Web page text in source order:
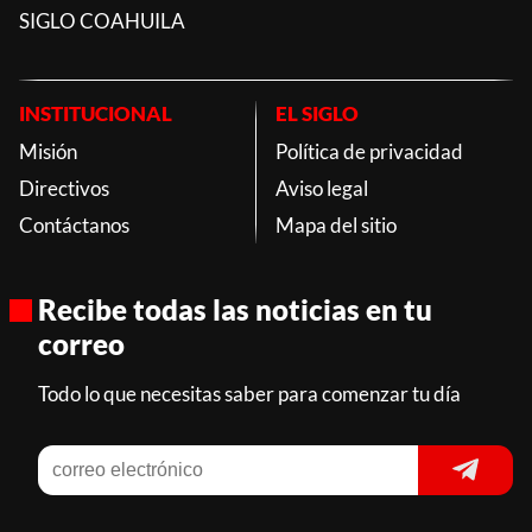
SIGLO COAHUILA
INSTITUCIONAL
Misión
Directivos
Contáctanos
EL SIGLO
Política de privacidad
Aviso legal
Mapa del sitio
Recibe todas las noticias en tu
correo
Todo lo que necesitas saber para comenzar tu día